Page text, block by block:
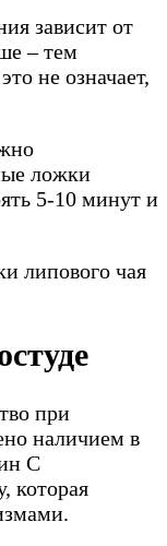
зависит от
– тем
не означает,
ложки
5-10 минут и
липового чая
при
наличием в
С
которая